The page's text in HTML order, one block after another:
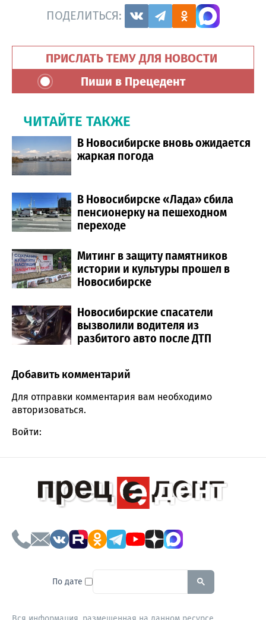
ПОДЕЛИТЬСЯ:
ПРИСЛАТЬ ТЕМУ ДЛЯ НОВОСТИ
Пиши в Прецедент
ЧИТАЙТЕ ТАКЖЕ
В Новосибирске вновь ожидается
жаркая погода
В Новосибирске «Лада» сбила
пенсионерку на пешеходном
переходе
Митинг в защиту памятников
истории и культуры прошел в
Новосибирске
Новосибирские спасатели
вызволили водителя из
разбитого авто после ДТП
Comment section
Добавить комментарий
Для отправки комментария вам необходимо
авторизоваться.
Войти:
По дате To search this site, enter a